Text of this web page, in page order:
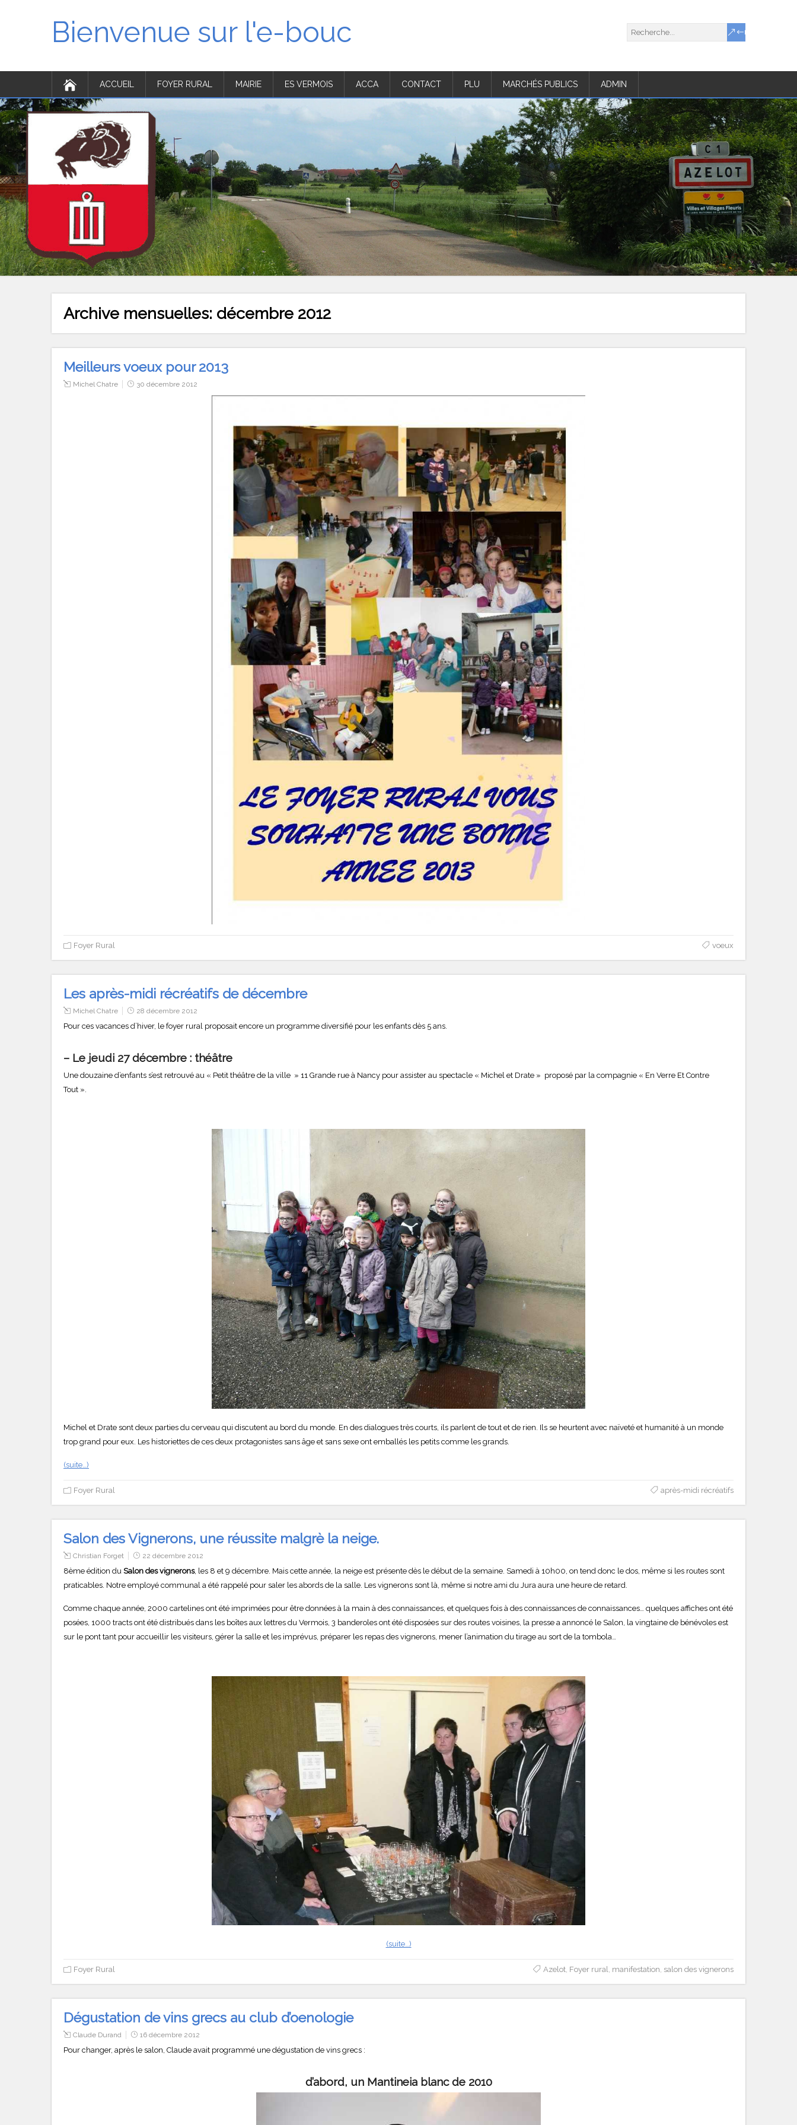
Bienvenue sur l'e-bouc
ACCUEIL FOYER RURAL MAIRIE ES VERMOIS ACCA CONTACT PLU MARCHÉS PUBLICS ADMIN
Archive mensuelles: décembre 2012
Meilleurs voeux pour 2013
Michel Chatre 30 décembre 2012
Foyer Rural voeux
Les après-midi récréatifs de décembre
Michel Chatre 28 décembre 2012
Pour ces vacances d’hiver, le foyer rural proposait encore un programme diversifié pour les enfants dès 5 ans.
– Le jeudi 27 décembre : théâtre
Une douzaine d’enfants s’est retrouvé au « Petit théâtre de la ville » 11 Grande rue à Nancy pour assister au spectacle « Michel et Drate » proposé par la compagnie « En Verre Et Contre
Tout ».
Michel et Drate sont deux parties du cerveau qui discutent au bord du monde. En des dialogues très courts, ils parlent de tout et de rien. Ils se heurtent avec naïveté et humanité à un monde
trop grand pour eux. Les historiettes de ces deux protagonistes sans âge et sans sexe ont emballés les petits comme les grands.
(suite…)
Foyer Rural après-midi récréatifs
Salon des Vignerons, une réussite malgrè la neige.
Christian Forget 22 décembre 2012
8ème édition du Salon des vignerons, les 8 et 9 décembre. Mais cette année, la neige est présente dès le début de la semaine. Samedi à 10h00, on tend donc le dos, même si les routes sont
praticables. Notre employé communal a été rappelé pour saler les abords de la salle. Les vignerons sont là, même si notre ami du Jura aura une heure de retard.
Comme chaque année, 2000 cartelines ont été imprimées pour être données à la main à des connaissances, et quelques fois à des connaissances de connaissances… quelques affiches ont été
posées, 1000 tracts ont été distribués dans les boîtes aux lettres du Vermois, 3 banderoles ont été disposées sur des routes voisines, la presse a annoncé le Salon, la vingtaine de bénévoles est
sur le pont tant pour accueillir les visiteurs, gérer la salle et les imprévus, préparer les repas des vignerons, mener l’animation du tirage au sort de la tombola…
(suite…)
Foyer Rural Azelot, Foyer rural, manifestation, salon des vignerons
Dégustation de vins grecs au club d’oenologie
Claude Durand 16 décembre 2012
Pour changer, après le salon, Claude avait programmé une dégustation de vins grecs :
d’abord, un Mantineia blanc de 2010